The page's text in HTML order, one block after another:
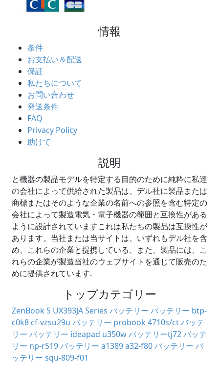
情報
条件
お支払い＆配送
保証
私たちについて
お問い合わせ
発送条件
FAQ
Privacy Policy
助けて
説明
と機器の製品モデルを特定する目的のために純粋に私達
の会社によって供給された製品は、デル社に製品または
商標またはそのような企業の名前への参照を含む特定の
会社によって製造電気・電子機器の範囲と互換性がある
ように設計されていますこれは私たちの製品は互換性が
あります。当社または当サイトは、いずれもデル社を含
め、これらの企業と提携している、また、製品には、こ
れらの企業が製造当社のウェブサイトを通じて販売のた
めに提供されています.
トップカテゴリー
ZenBook S UX393JA Series バッテリー バッテリー btp-
c0k8 cf-vzsu29u バッテリー probook 4710s/ct バッテ
リー バッテリー ideapad u350wバッテリーtj72バッテ
リー np-r519バッテリー a1389a32-f80 バッテリー バ
ッテリー squ-809-f01